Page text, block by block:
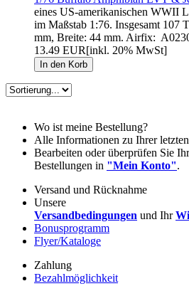
eines US-amerikanischen WWII
im Maßstab 1:76. Insgesamt 107
mm, Breite: 44 mm. Airfix:
13.49 EUR[inkl. 20% MwSt]
Wo ist meine Bestellung?
Alle Informationen zu Ihrer letzten
Bearbeiten oder überprüfen Sie
Bestellungen in "Mein Konto".
Versand und Rücknahme
Unsere
Versandbedingungen und Ihr
Bonusprogramm
Flyer/Kataloge
Zahlung
Bezahlmöglichkeit